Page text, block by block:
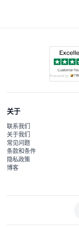
关于
联系我们
关于我们
常见问题
条款和条件
隐私政策
博客